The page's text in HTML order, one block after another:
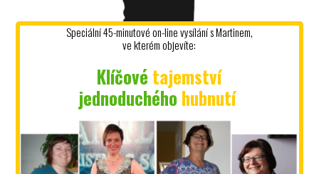
Speciální 45-minutové on-line vysílání s Martinem,
ve kterém objevíte:
Klíčové tajemství
jednoduchého hubnutí